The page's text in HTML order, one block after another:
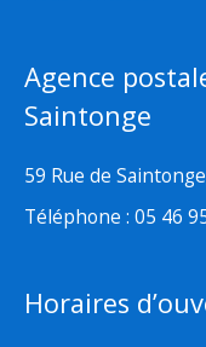
Agence
Saintonge
59 Rue de
Téléphone : 05 46
Horaires